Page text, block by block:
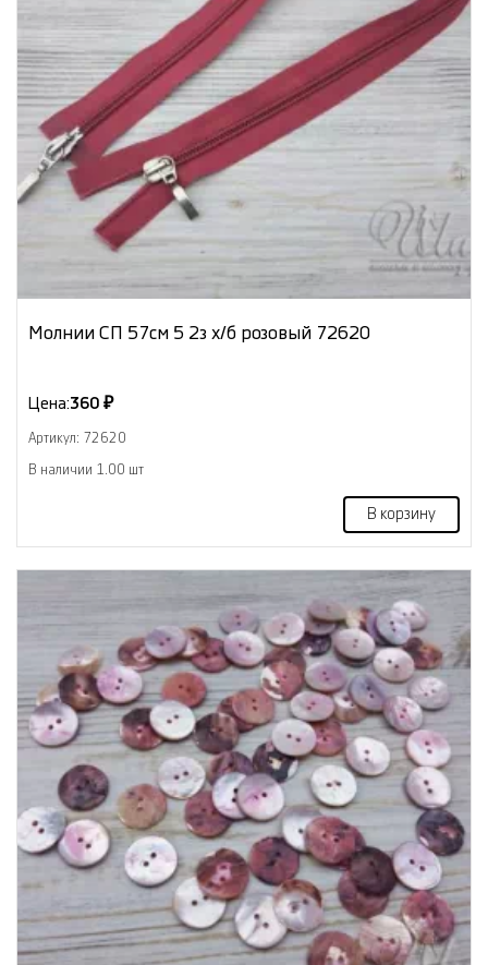
Молнии СП 57см 5 2з х/б розовый 72620
Цена:360 ₽
Артикул: 72620
В наличии 1.00 шт
В корзину